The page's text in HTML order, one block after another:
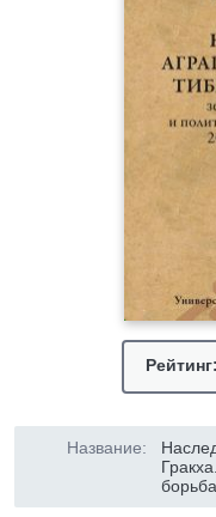
Рейтинг:
Название: